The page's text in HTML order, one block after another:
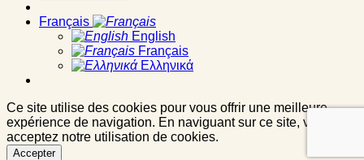
Français
English
Français
Ελληνικά
Ce site utilise des cookies pour vous offrir une meilleure
expérience de navigation. En naviguant sur ce site, vous
acceptez notre utilisation de cookies.
Accepter